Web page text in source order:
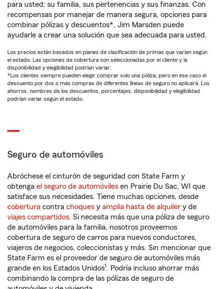
para usted: su familia, sus pertenencias y sus finanzas. Con
recompensas por manejar de manera segura, opciones para
combinar pólizas y descuentos*, Jim Marsden puede
ayudarle a crear una solución que sea adecuada para usted.
Los precios están basados en planes de clasificación de primas que varían según
el estado. Las opciones de cobertura son seleccionadas por el cliente y la
disponibilidad y elegibilidad podrían variar.
*Los clientes siempre pueden elegir comprar solo una póliza, pero en ese caso el
descuento por dos o más compras de diferentes líneas de seguro no aplicará. Los
ahorros, nombres de los descuentos, porcentajes, disponibilidad y elegibilidad
podrían variar según el estado.
Seguro de automóviles
Abróchese el cinturón de seguridad con State Farm y
obtenga el seguro de automóviles en Prairie Du Sac, WI que
satisface sus necesidades. Tiene muchas opciones, desde
cobertura contra choques y amplia hasta de alquiler y de
viajes compartidos. Si necesita más que una póliza de seguro
de automóviles para la familia, nosotros proveemos
cobertura de seguro de carros para nuevos conductores,
viajeros de negocios, coleccionistas y más. Sin mencionar que
State Farm es el proveedor de seguro de automóviles más
grande en los Estados Unidos1. Podría incluso ahorrar más
combinando la compra de las pólizas de seguro de